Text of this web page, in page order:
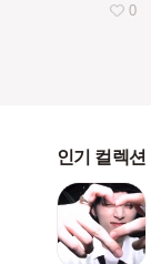
0
인기 컬렉션